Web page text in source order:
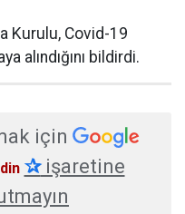
Kurulu, Covid-19
alındığını bildirdi.
için
✰işaretine